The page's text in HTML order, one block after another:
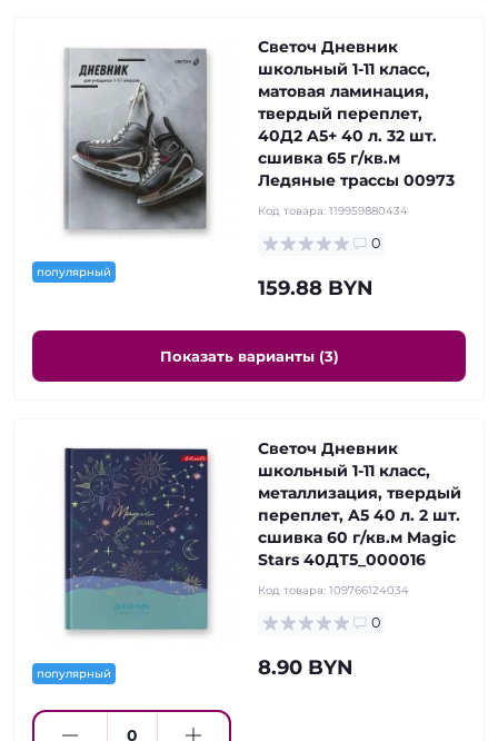
популярный
Светоч Дневник
школьный 1-11 класс,
матовая ламинация,
твердый переплет,
40Д2 A5+ 40 л. 32 шт.
сшивка 65 г/кв.м
Ледяные трассы 00973
Код товара: 119959880434
0
159.88 BYN
Показать варианты (3)
популярный
Светоч Дневник
школьный 1-11 класс,
металлизация, твердый
переплет, A5 40 л. 2 шт.
сшивка 60 г/кв.м Magic
Stars 40ДТ5_000016
Код товара: 109766124034
0
8.90 BYN